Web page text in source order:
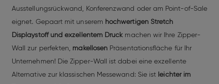
Ausstellungsrückwand, Konferenzwand oder am Point-of-Sale
eignet. Gepaart mit unserem hochwertigen Stretch
Displaystoff und exzellentem Druck machen wir Ihre Zipper-
Wall zur perfekten, makellosen Präsentationsfläche für Ihr
Unternehmen! Die Zipper-Wall ist dabei eine exzellente
Alternative zur klassischen Messewand: Sie ist leichter im